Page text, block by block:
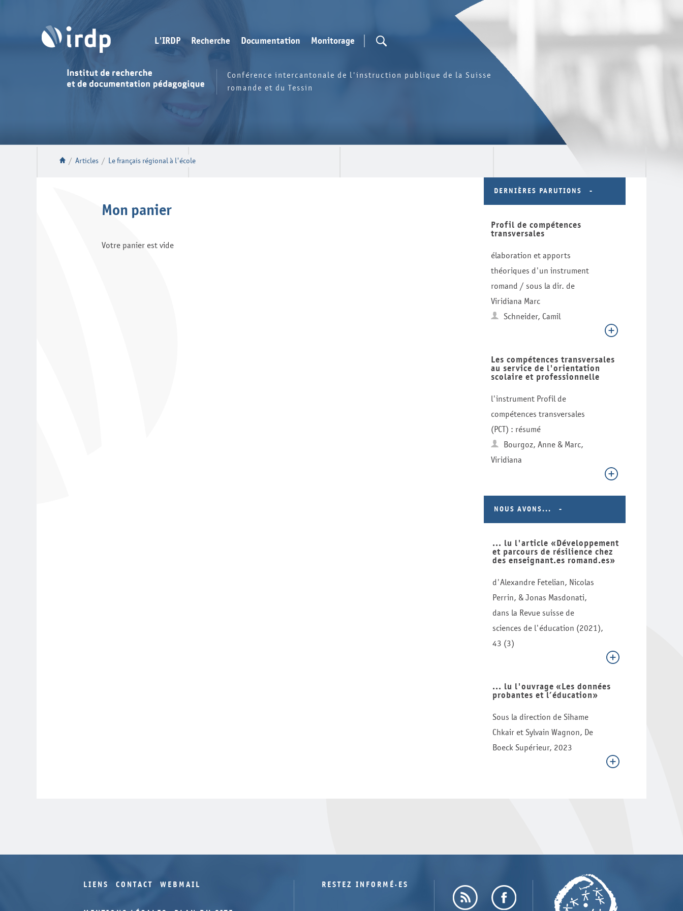
L'IRDP Recherche Documentation Monitorage
Conférence intercantonale de l'instruction publique de la Suisse
romande et du Tessin
/ Articles / Le français régional à l'école
Mon panier
Votre panier est vide
DERNIÈRES PARUTIONS
Profil de compétences
transversales
élaboration et apports
théoriques d'un instrument
romand / sous la dir. de
Viridiana Marc
Schneider, Camil
Les compétences transversales
au service de l'orientation
scolaire et professionnelle
l'instrument Profil de
compétences transversales
(PCT) : résumé
Bourgoz, Anne & Marc,
Viridiana
NOUS AVONS...
... lu l'article «Développement
et parcours de résilience chez
des enseignant.es romand.es»
d'Alexandre Fetelian, Nicolas
Perrin, & Jonas Masdonati,
dans la Revue suisse de
sciences de l'éducation (2021),
43 (3)
... lu l'ouvrage «Les données
probantes et l’éducation»
Sous la direction de Sihame
Chkair et Sylvain Wagnon, De
Boeck Supérieur, 2023
LIENS CONTACT WEBMAIL RESTEZ INFORMÉ·ES